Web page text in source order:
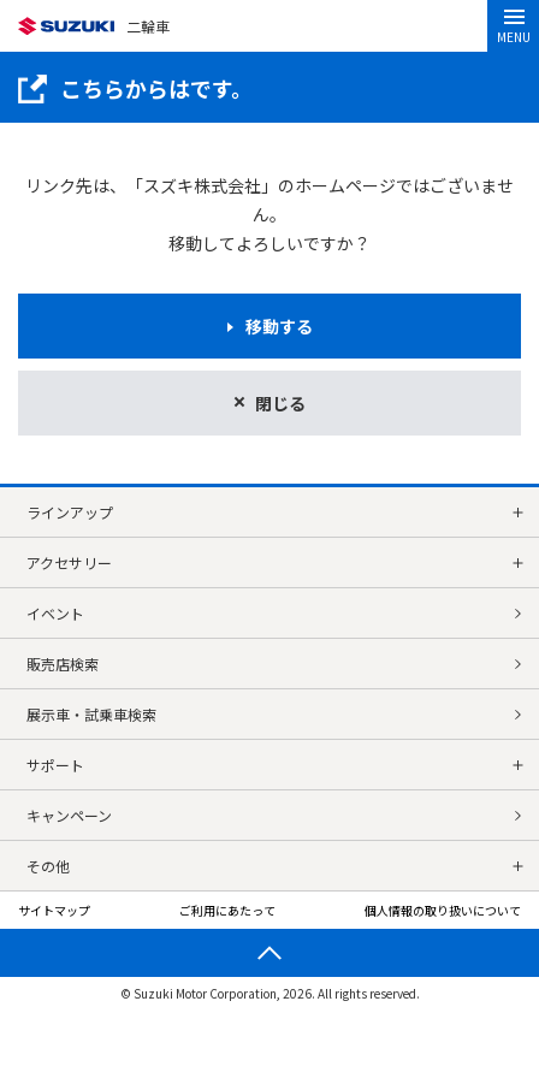
二輪車
MENU
こちらからはです。
リンク先は、「スズキ株式会社」のホームページではございませ
ん。
移動してよろしいですか？
閉じる
移動する
ラインアップ
アクセサリー
イベント
販売店検索
展示車・試乗車検索
サポート
キャンペーン
その他
サイトマップ ご利用にあたって 個人情報の取り扱いについて
© Suzuki Motor Corporation, 2026. All rights reserved.